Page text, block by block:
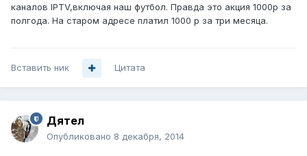
каналов IPTV,включая наш футбол. Правда это акция 1000р за
полгода. На старом адресе платил 1000 р за три месяца.
Вставить ник Цитата
Дятел
Опубликовано 8 декабря, 2014